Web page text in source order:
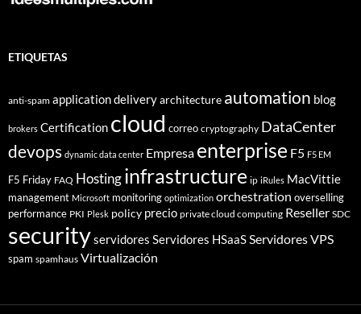
ETIQUETAS
anti-spam application deliveryarchitecture automation blog
brokers Certification cloud correo cryptography DataCenter
devops dynamic data center Empresa enterprise F5 F5 EM
F5 Friday FAQ Hostinginfrastructure ip iRules MacVittie
management Microsoft monitoring optimization orchestration overselling
performance PKI Plesk policy precio private cloud computing Reseller SDC
securityservidores Servidores HSaaSServidores VPS
spam spamhaus Virtualización